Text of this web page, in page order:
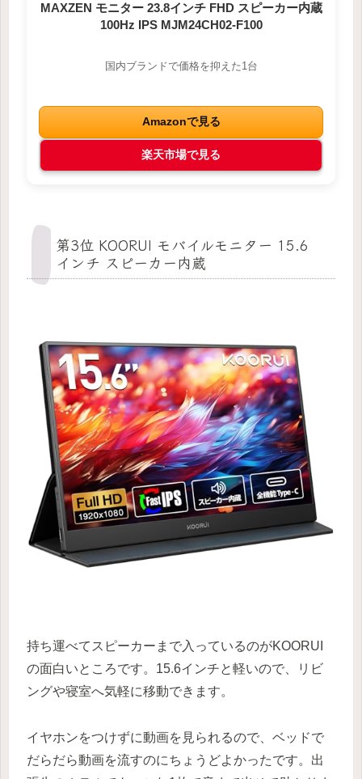
MAXZEN モニター 23.8インチ FHD スピーカー内蔵
100Hz IPS MJM24CH02-F100
国内ブランドで価格を抑えた1台
Amazonで見る
楽天市場で見る
第3位 KOORUI モバイルモニター 15.6
インチ スピーカー内蔵
持ち運べてスピーカーまで入っているのがKOORUI
の面白いところです。15.6インチと軽いので、リビ
ングや寝室へ気軽に移動できます。
イヤホンをつけずに動画を見られるので、ベッドで
だらだら動画を流すのにちょうどよかったです。出